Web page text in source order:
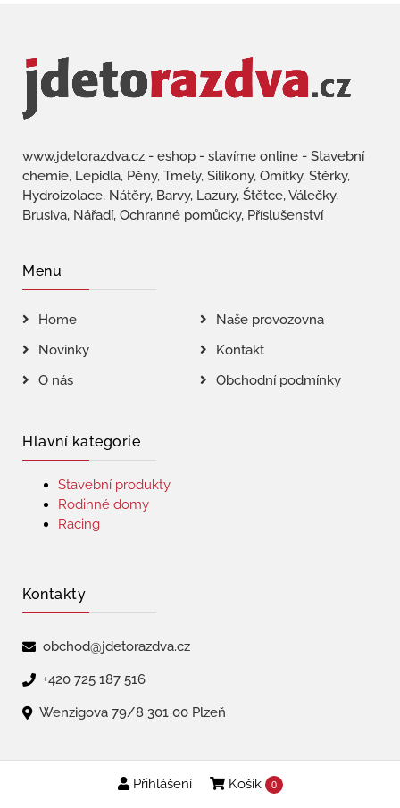
Přihlášení Košík 0
www.jdetorazdva.cz - eshop - stavíme online - Stavební
chemie, Lepidla, Pěny, Tmely, Silikony, Omítky, Stěrky,
Hydroizolace, Nátěry, Barvy, Lazury, Štětce, Válečky,
Brusiva, Nářadí, Ochranné pomůcky, Příslušenství
Menu
Home
Naše provozovna
Novinky
Kontakt
O nás
Obchodní podmínky
Hlavní kategorie
Stavební produkty
Rodinné domy
Racing
Kontakty
obchod@jdetorazdva.cz
+420 725 187 516
Wenzigova 79/8 301 00 Plzeň
Copyright © 2026 | jdetorazdva